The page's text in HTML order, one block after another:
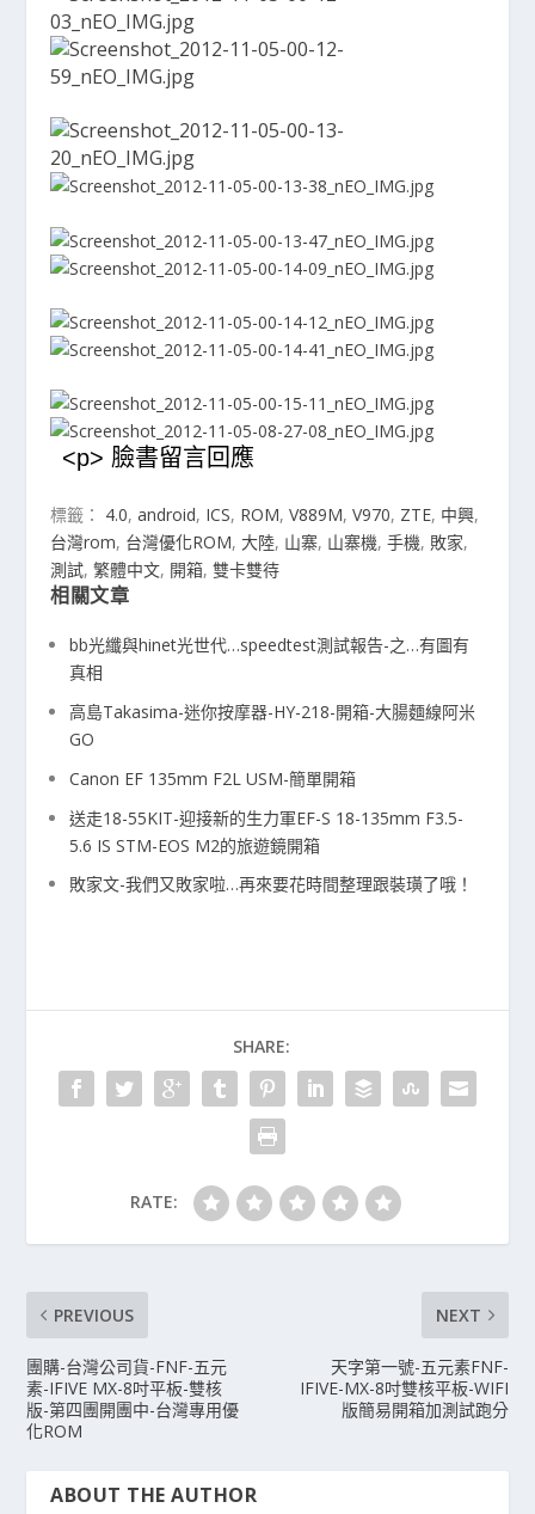
<p> 臉書留言回應
標籤： 4.0,android, ICS, ROM,V889M,V970, ZTE, 中興,
台灣rom, 台灣優化ROM,大陸, 山寨, 山寨機,手機, 敗家,
測試,繁體中文, 開箱,雙卡雙待
相關文章
bb光纖與hinet光世代…speedtest測試報告-之…有圖有
真相
高島Takasima-迷你按摩器-HY-218-開箱-大腸麵線阿米
GO
Canon EF 135mm F2L USM-簡單開箱
送走18-55KIT-迎接新的生力軍EF-S 18-135mm F3.5-
5.6 IS STM-EOS M2的旅遊鏡開箱
敗家文-我們又敗家啦…再來要花時間整理跟裝璜了哦！
SHARE:
RATE:
PREVIOUS
團購-台灣公司貨-FNF-五元
素-IFIVE MX-8吋平板-雙核
版-第四團開團中-台灣專用優
化ROM
NEXT
天字第一號-五元素FNF-
IFIVE-MX-8吋雙核平板-WIFI
版簡易開箱加測試跑分
ABOUT THE AUTHOR